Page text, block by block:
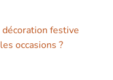
festive
occasions ?